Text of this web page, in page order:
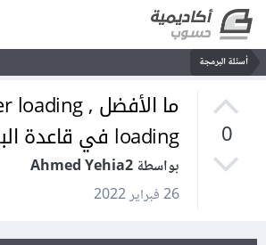
أسئلة البرمجة
0
loading في قاعدة البيانات
بواسطة Ahmed Yehia2
26 فبراير 2022